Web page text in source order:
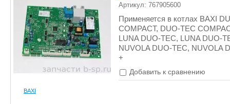
BAXI
Артикул: 767905600
Применяется в котлах BAXI
COMPACT, DUO-TEC
LUNA DUO-TEC, LUNA DUO-
NUVOLA DUO-TEC, NUVOLA
+
Добавить к сравнению